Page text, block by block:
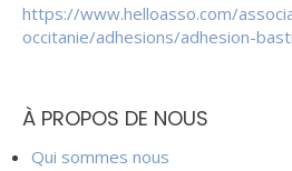
https://www.helloasso.com/
occitanie/adhesions/adhesion-
À PROPOS DE NOUS
Qui sommes nous